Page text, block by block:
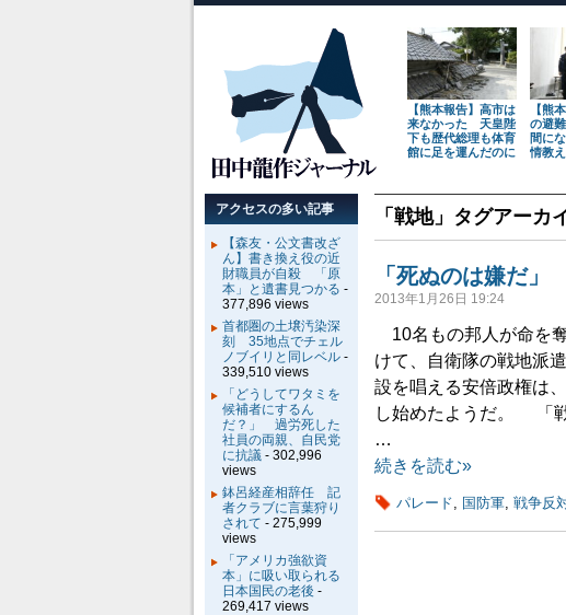
【熊本報告】高市は
来なかった 天皇陛
下も歴代総理も体育
館に足を運んだのに
【熊
の避
間に
情教
「 戦地」タグアーカ
「死ぬのは嫌だ
2013年1月26日 19:24
10名もの邦人が命を
けて、自衛隊の戦地派
設を唱える安倍政権は
し始めたようだ。 「
…
続きを読む»
パレード, 国防軍, 戦争反
アクセスの多い記事
【森友・公文書改ざ
ん】書き換え役の近
財職員が自殺 「原
本」と遺書見つかる -
377,896 views
首都圏の土壌汚染深
刻 35地点でチェル
ノブイリと同レベル -
339,510 views
「どうしてワタミを
候補者にするん
だ？」 過労死した
社員の両親、自民党
に抗議 - 302,996
views
鉢呂経産相辞任 記
者クラブに言葉狩り
されて - 275,999
views
「アメリカ強欲資
本」に吸い取られる
日本国民の老後 -
269,417 views